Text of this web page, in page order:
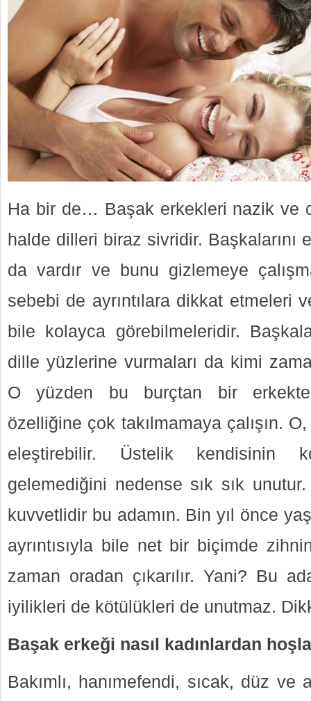
Ha bir de… Başak erkekleri nazik ve
halde dilleri biraz sivridir. Başkalarını
da vardır ve bunu gizlemeye
sebebi de ayrıntılara dikkat etmeleri
bile kolayca görebilmeleridir.
dille yüzlerine vurmaları da kimi
O yüzden bu burçtan bir
özelliğine çok takılmamaya çalışın.
eleştirebilir. Üstelik kendisinin
gelemediğini nedense sık sık
kuvvetlidir bu adamın. Bin yıl önce
ayrıntısıyla bile net bir biçimde
zaman oradan çıkarılır. Yani? Bu
iyilikleri de kötülükleri de unutmaz.
Başak erkeği nasıl kadınlardan
Bakımlı, hanımefendi, sıcak, düz ve